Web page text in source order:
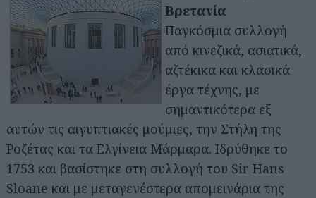
Βρετανία
Παγκόσμια συλλογή
από κινεζικά, ασιατικά,
αζτέκικα και κλασικά
έργα τέχνης, με
σημαντικότερα εξ
αυτών τις αιγυπτιακές μούμιες, την Στήλη της
Ροζέτας και τα Ελγίνεια Μάρμαρα. Ιδρύθηκε το
1753 και βασίστηκε στη συλλογή του Sir Hans
Sloane και με μεταγενέστερα απομεινάρια της